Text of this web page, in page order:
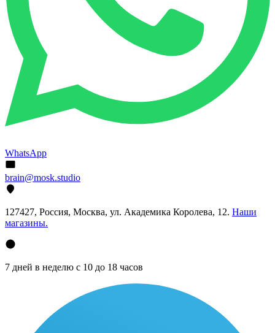
WhatsApp
brain@mosk.studio
127427, Россия, Москва, ул. Академика Королева, 12. Наши
магазины.
7 дней в неделю с 10 до 18 часов